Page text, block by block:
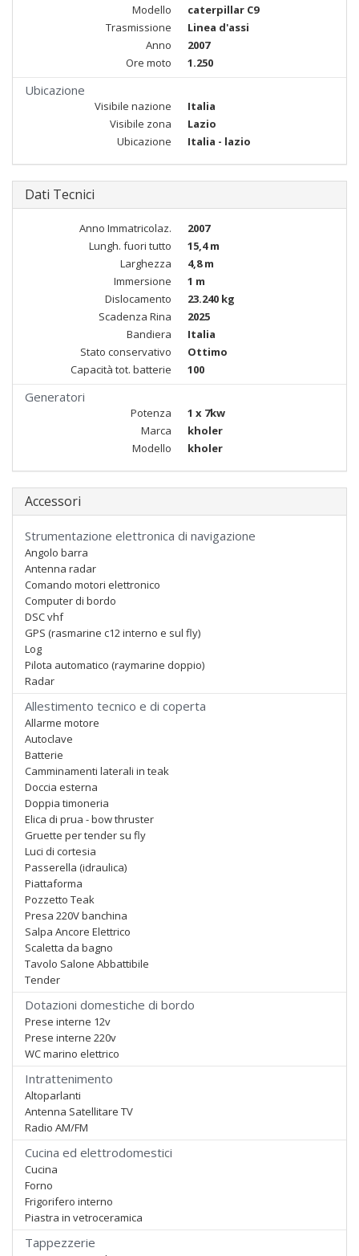
Modello
caterpillar C9
Trasmissione
Linea d'assi
Anno
2007
Ore moto
1.250
Ubicazione
Visibile nazione
Italia
Visibile zona
Lazio
Ubicazione
Italia - lazio
Dati Tecnici
Anno Immatricolaz.
2007
Lungh. fuori tutto
15,4 m
Larghezza
4,8 m
Immersione
1 m
Dislocamento
23.240 kg
Scadenza Rina
2025
Bandiera
Italia
Stato conservativo
Ottimo
Capacità tot. batterie
100
Generatori
Potenza
1 x 7kw
Marca
kholer
Modello
kholer
Accessori
Strumentazione elettronica di navigazione
Angolo barra
Antenna radar
Comando motori elettronico
Computer di bordo
DSC vhf
GPS (rasmarine c12 interno e sul fly)
Log
Pilota automatico (raymarine doppio)
Radar
Allestimento tecnico e di coperta
Allarme motore
Autoclave
Batterie
Camminamenti laterali in teak
Doccia esterna
Doppia timoneria
Elica di prua - bow thruster
Gruette per tender su fly
Luci di cortesia
Passerella (idraulica)
Piattaforma
Pozzetto Teak
Presa 220V banchina
Salpa Ancore Elettrico
Scaletta da bagno
Tavolo Salone Abbattibile
Tender
Dotazioni domestiche di bordo
Prese interne 12v
Prese interne 220v
WC marino elettrico
Intrattenimento
Altoparlanti
Antenna Satellitare TV
Radio AM/FM
Cucina ed elettrodomestici
Cucina
Forno
Frigorifero interno
Piastra in vetroceramica
Tappezzerie